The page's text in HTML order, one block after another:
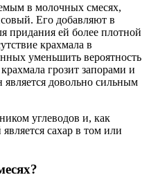
в молочных смесях,
Его добавляют в
придания ей более плотной
крахмала в
уменьшить вероятность
грозит запорами и
довольно сильным
углеводов и, как
сахар в том или